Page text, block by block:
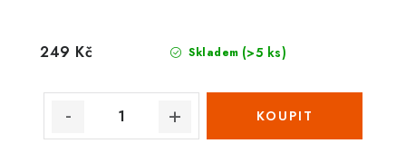
Skladem (>5 ks)
249 Kč